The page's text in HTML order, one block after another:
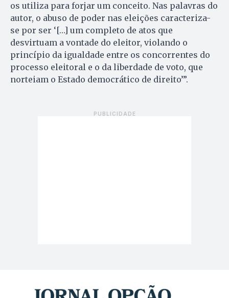
os utiliza para forjar um conceito. Nas palavras do
autor, o abuso de poder nas eleições caracteriza-
se por ser ‘[…] um completo de atos que
desvirtuam a vontade do eleitor, violando o
princípio da igualdade entre os concorrentes do
processo eleitoral e o da liberdade de voto, que
norteiam o Estado democrático de direito’”.